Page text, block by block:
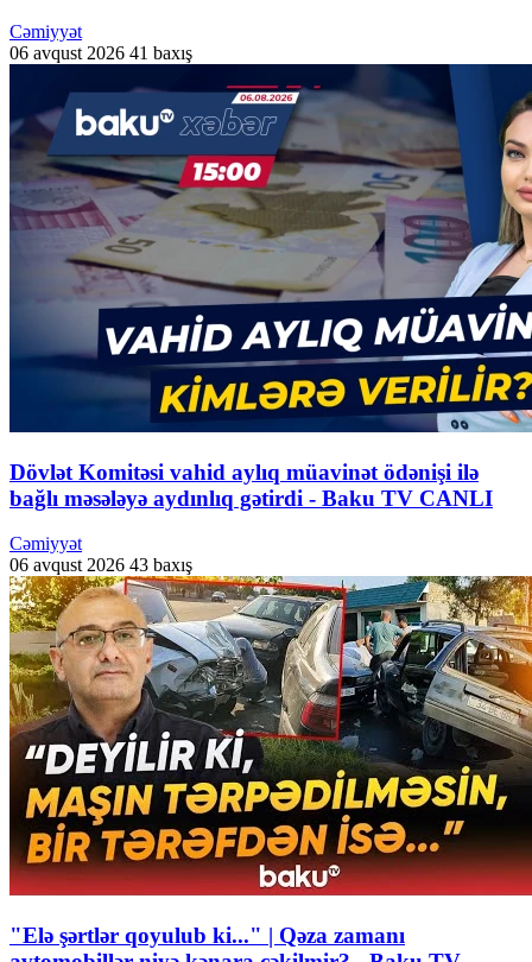
Cəmiyyət
06 avqust 2026 41 baxış
Dövlət Komitəsi vahid aylıq müavinət ödənişi ilə
bağlı məsələyə aydınlıq gətirdi - Baku TV CANLI
Cəmiyyət
06 avqust 2026 43 baxış
"Elə şərtlər qoyulub ki..." | Qəza zamanı